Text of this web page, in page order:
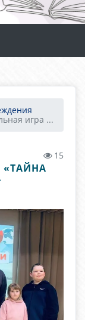
игра ...
15
«ТАЙНА